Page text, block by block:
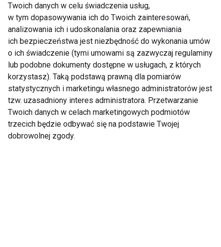
utrzymywanie skóry w suchości oraz stosowanie
preparatów ochronnych. Jeśli objawy nie ustępują
lub się nasilają, warto skonsultować się z lekarzem.
ZDROWIE
Zdrowie
Twoich danych w celu świadczenia usług,
w tym dopasowywania ich do Twoich zainteresowań,
analizowania ich i udoskonalania oraz zapewniania
ich bezpieczeństwa jest niezbędność do wykonania umów
o ich świadczenie (tymi umowami są zazwyczaj regulaminy
lub podobne dokumenty dostępne w usługach, z których
korzystasz). Taką podstawą prawną dla pomiarów
statystycznych i marketingu własnego administratorów jest
tzw. uzasadniony interes administratora. Przetwarzanie
Twoich danych w celach marketingowych podmiotów
trzecich będzie odbywać się na podstawie Twojej
dobrowolnej zgody.